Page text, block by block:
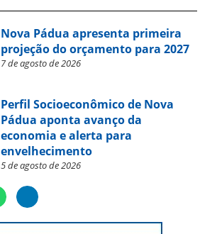
Nova Pádua apresenta primeira
projeção do orçamento para 2027
7 de agosto de 2026
Perfil Socioeconômico de Nova
Pádua aponta avanço da
economia e alerta para
envelhecimento
5 de agosto de 2026